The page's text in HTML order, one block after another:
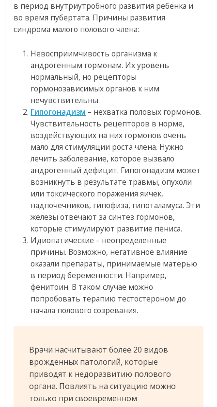
в период внутриутробного развития ребенка и
во время пубертата. Причины развития
синдрома малого полового члена:
Невосприимчивость организма к
андрогенным гормонам. Их уровень
нормальный, но рецепторы
гормонозависимых органов к ним
нечувствительны.
Гипогонадизм – нехватка половых гормонов.
Чувствительность рецепторов в норме,
воздействующих на них гормонов очень
мало для стимуляции роста члена. Нужно
лечить заболевание, которое вызвало
андрогенный дефицит. Гипогонадизм может
возникнуть в результате травмы, опухоли
или токсического поражения яичек,
надпочечников, гипофиза, гипоталамуса. Эти
железы отвечают за синтез гормонов,
которые стимулируют развитие пениса.
Идиопатические – неопределенные
причины. Возможно, негативное влияние
оказали препараты, принимаемые матерью
в период беременности. Например,
фенитоин. В таком случае можно
попробовать терапию тестостероном до
начала полового созревания.
Врачи насчитывают более 20 видов
врожденных патологий, которые
приводят к недоразвитию полового
органа. Повлиять на ситуацию можно
только при своевременном